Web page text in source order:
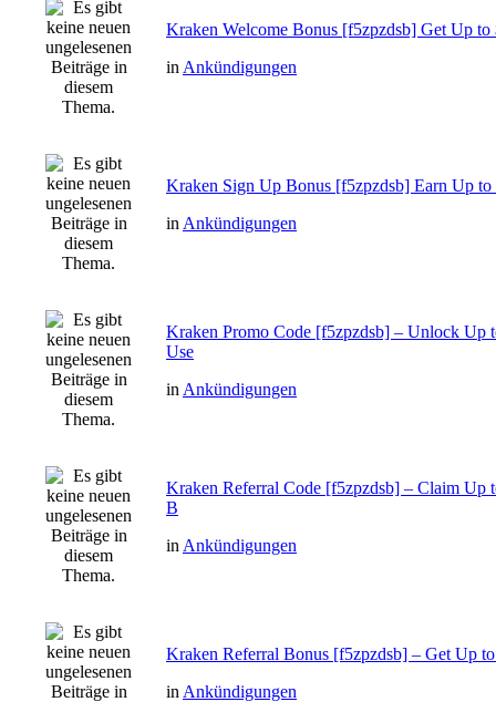
Kraken Welcome Bonus [f5zpzdsb] Get Up to
in Ankündigungen
Kraken Sign Up Bonus [f5zpzdsb] Earn Up to
in Ankündigungen
Kraken Promo Code [f5zpzdsb] – Unlock Up
Use
in Ankündigungen
Kraken Referral Code [f5zpzdsb] – Claim Up
B
in Ankündigungen
Kraken Referral Bonus [f5zpzdsb] – Get Up
in Ankündigungen